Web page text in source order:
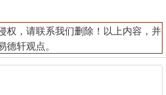
权，请联系我们删除！以上内容，并
德轩观点。